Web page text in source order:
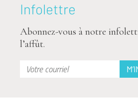
Infolettre
Abonnez-vous à notre
l’affût.